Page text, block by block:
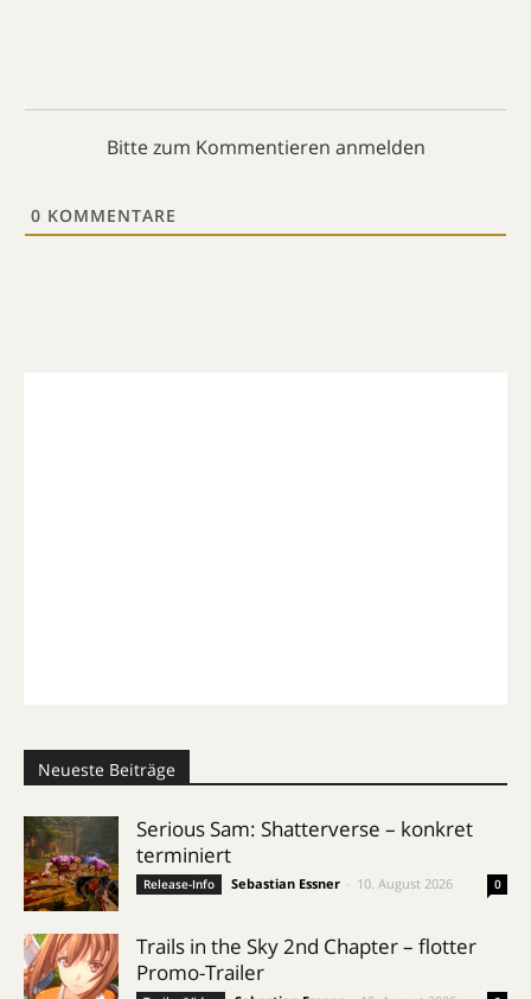
Bitte zum Kommentieren anmelden
0 KOMMENTARE
Neueste Beiträge
Serious Sam: Shatterverse – konkret
terminiert
Release-Info Sebastian Essner 10. August 2026 0
Trails in the Sky 2nd Chapter – flotter
Promo-Trailer